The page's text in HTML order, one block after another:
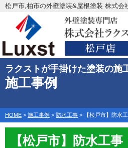
松戸市,柏市の外壁塗装&屋根塗装 株式会
ラクストが手掛けた塗装の施
施工事例
HOME > 施工事例 > 防水工事 > 【松戸市】防水
【松戸市】防水工